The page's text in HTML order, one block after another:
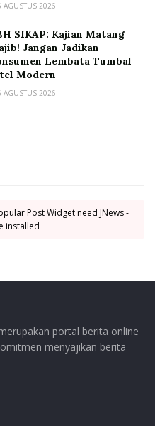
AGUSTUS 2026
SIKAP: Kajian Matang
Jangan Jadikan
Lembata Tumbal
Modern
AGUSTUS 2026
Post Widget need JNews -
installed
portal berita online
menyajikan berita